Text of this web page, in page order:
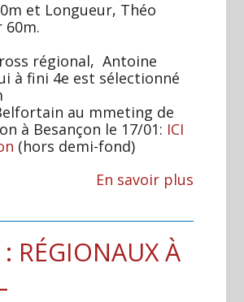
et Longueur, Théo
60m.
régional, Antoine
à fini 4e est sélectionné
au mmeting de
à Besançon le 17/01: ICI
(hors demi-fond)
En savoir plus
: RÉGIONAUX À